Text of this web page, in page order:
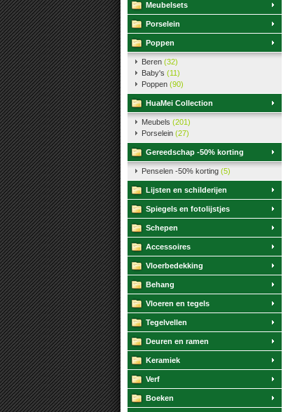
Meubelsets
Porselein
Poppen
Beren (32)
Baby's (11)
Poppen (90)
HuaMei Collection
Meubels (201)
Porselein (27)
Gereedschap -50% korting
Penselen -50% korting (5)
Lijsten en schilderijen
Spiegels en fotolijstjes
Schepen
Accessoires
Vloerbedekking
Behang
Vloeren en tegels
Tegelvellen
Deuren en ramen
Keramiek
Verf
Boeken